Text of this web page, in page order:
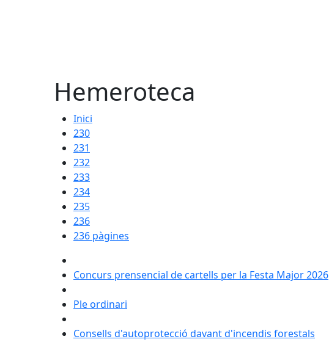
Hemeroteca
Inici
230
231
232
233
234
235
236
236 pàgines
Concurs prensencial de cartells per la Festa Major 2026
Ple ordinari
Consells d'autoprotecció davant d'incendis forestals